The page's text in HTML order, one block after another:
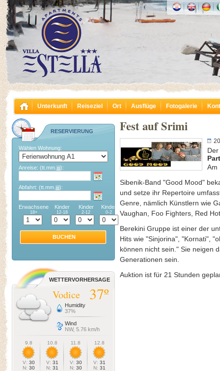
Unterkunft Reiseziel Ort Ausflüge Fotogalerie
RESERVIERUNG
Wählen Wohnung:
Anreise: (tt.mm.jjjj):
Abfahrt: (tt.mm.jjjj):
Erwachsene
18+
Kinder
12-18
Kinder
2-12
Kinder
0-2
BUCHEN
WETTERVORHERSAGE
37º
Vodice
Humidity
37%
Wind
NW, 5.76 km/h
9.8
V: 30
N: 30
10.8
V: 31
N: 31
11.8
V: 30
N: 30
12.8
V: 31
N: 31
Fest auf Srimi
Am
Sibenik-Band "Good Mood"
und setze ihr Repertoire
Genre, nämlich Künstlern wie
Vaughan, Foo Fighters, Red
Berekini Gruppe ist einer der
Hits wie "Sinjorina", "Kornati",
können nicht sein." Sie neigen
Generationen sein.
Auktion ist für 21 Stunden